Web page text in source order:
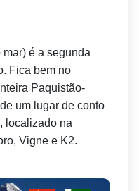
mar) é a segunda
Fica bem no
Paquistão-
um lugar de conto
localizado na
Vigne e K2.